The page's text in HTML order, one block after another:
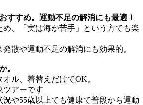
すすめ。運動不足の解消にも最適！
め、「実は海が苦手」という方でも楽
散や運動不足の解消にも効果的。
。
ル、着替えだけでOK。
ツアーです
や55歳以上でも健康で普段から運動